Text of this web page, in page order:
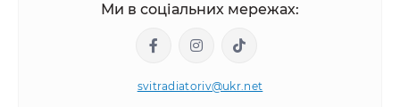
Ми в соціальних мережах:
svitradiatoriv@ukr.net